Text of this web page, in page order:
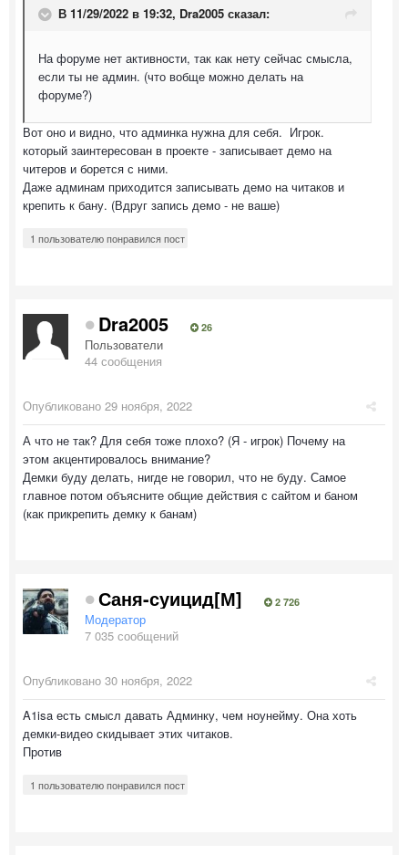
В 11/29/2022 в 19:32, Dra2005 сказал:
На форуме нет активности, так как нету сейчас смысла,
если ты не админ. (что вобще можно делать на
форуме?)
Вот оно и видно, что админка нужна для себя. Игрок.
который заинтересован в проекте - записывает демо на
читеров и борется с ними.
Даже админам приходится записывать демо на читаков и
крепить к бану. (Вдруг запись демо - не ваше)
1 пользователю понравился пост
Dra2005 26
Пользователи
44 сообщения
Опубликовано 29 ноября, 2022
А что не так? Для себя тоже плохо? (Я - игрок) Почему на
этом акцентировалось внимание?
Демки буду делать, нигде не говорил, что не буду. Самое
главное потом объясните общие действия с сайтом и баном
(как прикрепить демку к банам)
Саня-суицид[М] 2 726
Модератор
7 035 сообщений
Опубликовано 30 ноября, 2022
A1isa есть смысл давать Админку, чем ноунейму. Она хоть
демки-видео скидывает этих читаков.
Против
1 пользователю понравился пост